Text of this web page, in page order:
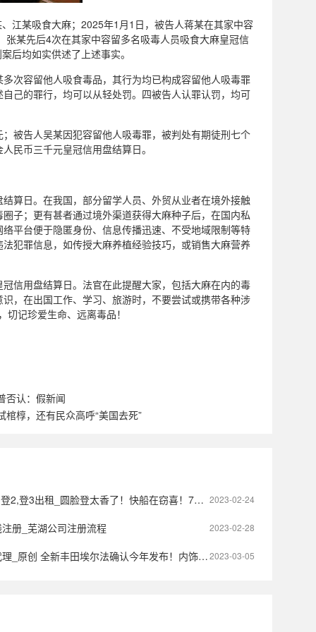
江某吸食大麻；2025年1月1日，被告人蒋某在其家中容
某先后4次在其家中容留多名吸毒人员吸食大麻皇冠信
后均如实供述了上述事实。
次容留他人吸食毒品，其行为均已构成容留他人吸毒罪
己的罪行，均可以从轻处罚。四被告人认罪认罚，均可
被告人吴某因犯容留他人吸毒罪，被判处有期徒刑七个
民币三千元皇冠信用盘结算日。
算日。在我国，部分留学人员、外贸从业者在境外接触
子；更有甚者通过境外渠道获得大麻种子后，在国内私
平台便于隐匿身份、信息传播迅速、不受地域限制等特
犯罪信息，如传授大麻养植经验技巧，或销售大麻营养
信用盘结算日。法官在此提醒大家，包括大麻在内的毒
，在出国工作、学习、旅游时，不要尝试或携带各种涉
记珍爱生命、远离毒品！
否认：假新闻
椁，还有民众高呼“美国去死”
2023-02-24
租_圆脸登太香了！快船在窃喜！76人在流泪！湖人在后悔！
2023-02-28
册_芜湖公司注册流程
2023-03-05
全新丰田埃尔法确认今年发布！内饰更豪华！搭载2.4T发动机！